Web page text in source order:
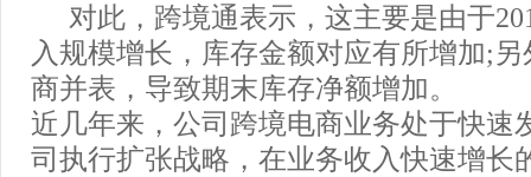
对此，跨境通表示，这主要是由于
入规模增长，库存金额对应有所增加;
商并表，导致期末库存净额增加。
近几年来，公司跨境电商业务处于快速
司执行扩张战略，在业务收入快速增长